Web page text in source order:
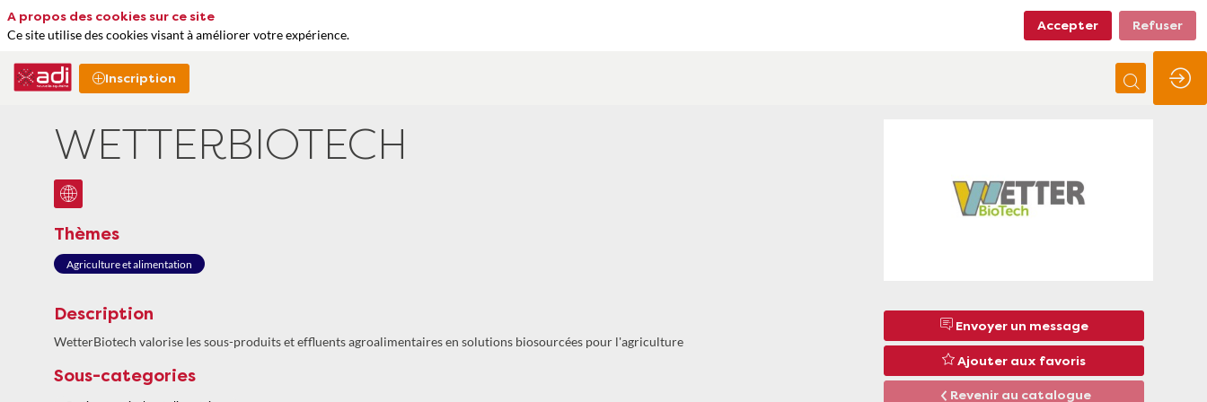
Inscription
WETTERBIOTECH
Thèmes
Agriculture et alimentation
Envoyer un message
Ajouter aux favoris
Revenir au catalogue
Description
WetterBiotech valorise les sous-produits et effluents agroalimentaires en solutions biosourcées pour l'agriculture
Sous-categories
A propos des cookies sur ce site
Ce site utilise des cookies visant à améliorer votre expérience.
Accepter Refuser